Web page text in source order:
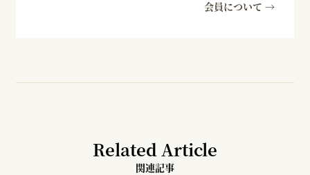
会員について →
Related Article
関連記事